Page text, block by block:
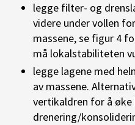
legge filter- og
videre under vollen
massene, se figur 4
må lokalstabiliteten
legge lagene med
av massene.
vertikaldren for å øke
drenering/